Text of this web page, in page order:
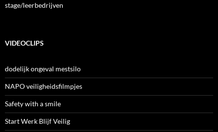
stage/leerbedrijven
VIDEOCLIPS
dodelijk ongeval mestsilo
NAPO veiligheidsfilmpjes
Safety with a smile
Start Werk Blijf Veilig